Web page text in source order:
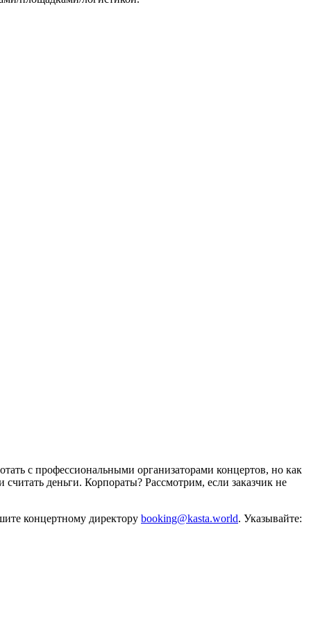
с профессиональными организаторами концертов, но как
деньги. Корпораты? Рассмотрим, если заказчик не
концертному директору booking@kasta.world. Указывайте: